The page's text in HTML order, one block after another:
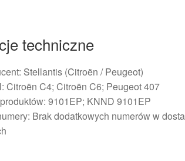
techniczne
Stellantis (Citroën / Peugeot)
Citroën C4; Citroën C6; Peugeot 407
9101EP; KNND 9101EP
Brak dodatkowych numerów w